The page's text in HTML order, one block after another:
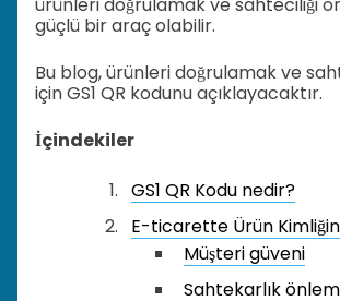
güçlü bir araç olabilir.
Bu blog, ürünleri doğrulamak ve
için GS1 QR kodunu açıklayacaktır.
İçindekiler
GS1 QR Kodu nedir?
E-ticarette Ürün
Müşteri güveni
Sahtekarlık